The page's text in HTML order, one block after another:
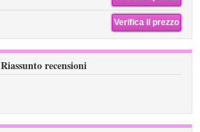
Verifica il prezzo
Riassunto recensioni